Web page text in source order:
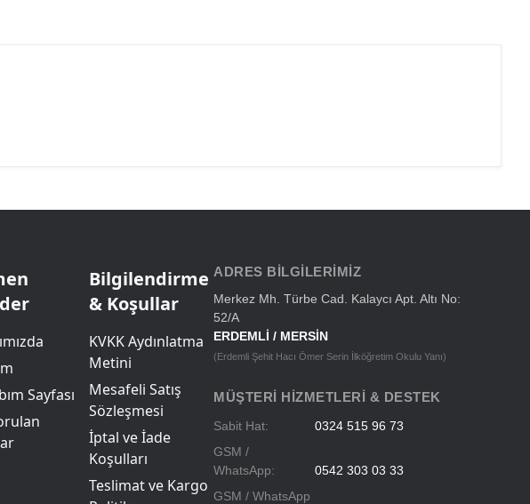
Sayfası
Bilgilendirme
& Koşullar
KVKK Aydınlatma
Metini
Mesafeli Satış
Sözleşmesi
İptal ve İade
Koşulları
Teslimat ve Kargo
ADRES BILGILERIMIZ
Merkez Mh. Türbe Cad. Kalaycı Apt. Altı No:
52/A
ERDEMLİ / MERSİN
(Erdemli Şehit Hacı Ömer Serin İlköğretim Okulu Yanı)
MÜŞTERI HIZMETLERI & DESTEK
Sabit Hat:
0324 515 96 73
GSM /
WhatsApp:
0542 303 03 33
GSM / WhatsApp